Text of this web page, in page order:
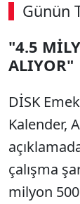
Günün
00:02 /
"4.5
ALIYOR"
DİSK
Kalender,
çalışma
milyon